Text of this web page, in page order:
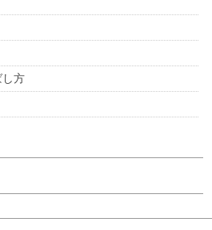
し方